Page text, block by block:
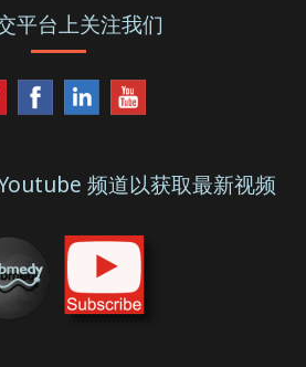
平台上关注我们
频道以获取最新视频